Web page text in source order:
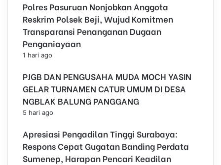
i
k
u
h
a
n
N
b
a
h
Polres Pasuruan Nonjobkan Anggota
Reskrim Polsek Beji, Wujud Komitmen
Transparansi Penanganan Dugaan
Penganiayaan
1 hari ago
PJGB DAN PENGUSAHA MUDA MOCH YASIN
GELAR TURNAMEN CATUR UMUM DI DESA
NGBLAK BALUNG PANGGANG
5 hari ago
Apresiasi Pengadilan Tinggi Surabaya:
Respons Cepat Gugatan Banding Perdata
Sumenep, Harapan Pencari Keadilan